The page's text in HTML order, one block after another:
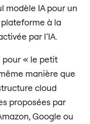
modèle IA pour un
plateforme à la
par l’IA.
pour « le petit
manière que
cloud
proposées par
Google ou